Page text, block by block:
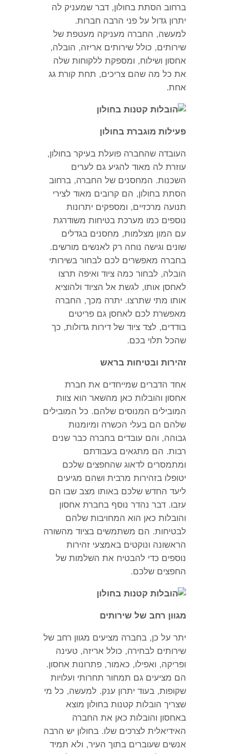
ברחוב הסתת בחולון, דבר שמעניק לה
יתרון גדול על פני הרבה חברות.
למעשה, החברה מעניקה מעטפת של
שירותים, כולל שירותים אריזה, הובלה,
אחסון ושילוח, ומספקת ללקוחות שלה
את כל מה שהם צריכים, תחת קורת גג
אחת.
פעילות מוגברת בחולון
העובדה שהחברה פועלת בעיקר בחולון,
עוזרת לה מאוד להגיע גם לערים
השכנות. המחסנים של החברה, ברחוב
הסתת בחולון, הם קרובים מאוד לצירי
תנועה מרכזיים, ומספקים יתרונות
נוספים כמו מערכת בטיחות משודרגת
עם המון מצלמות, מחסנים בגדלים
שונים וגישה נוחה רק לאנשים מורשים.
בחברה מאפשרים לכם לבחור בשירותי
הובלה, לבחור כמה ציוד ואיפה תרצו
לאחסן אותו, לגשת אל הציוד ולהוציא
אותו מתי שתרצו. יתרה מכך, החברה
מאפשרת לכם לאחסן גם פריטים
בודדים, לצד ציוד של דירות גדולות, כך
שהכל תלוי בכם.
זהירות ובטיחות בראש
אחד הדברים שמייחדים את חברת
אחסון והובלות כאן מהשאר הוא צוות
המובילים המנוסים שלהם. כל המובילים
שלהם הם בעלי הכשרה ומיומנות
גבוהה, והם עובדים בחברה כבר שנים
רבות. הם מתגאים בעבודתם
ומתמסרים לדאוג שהחפצים שלכם
יטופלו בזהירות מרבית ושהם מגיעים
ליעד החדש שלכם באותו מצב שבו הם
עזבו. דבר נהדר נוסף בחברת אחסון
והובלות כאן הוא המחויבות שלהם
לבטיחות. הם משתמשים בציוד מהשורה
הראשונה ונוקטים באמצעי זהירות
נוספים כדי להבטיח את השלמות של
החפצים שלכם.
מגוון רחב של שירותים
יתר על כן, בחברה מציעים מגוון רחב של
שירותים לבחירה, כולל אריזה, טעינה
ופריקה, ואפילו, כאמור, פתרונות אחסון.
הם מציעים גם תמחור תחרותי ועלויות
שקופות, בעוד יתרון ענק. למעשה, כל מי
שצריך הובלות קטנות בחולון מוצא
באחסון והובלות כאן את החברה
האידיאלית לצרכים שלו. בחולון יש הרבה
אנשים שעוברים בתוך העיר, ולא תמיד